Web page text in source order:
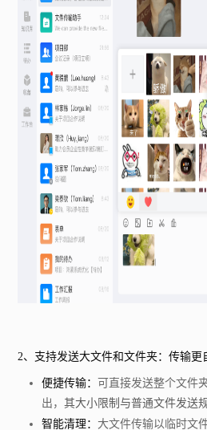
2、 支持发送大文件和文件夹：传输更
便捷传输：
可直接发送整个文件
出，其大小限制与普通文件发送
智能清理： 大文件传输以临时文